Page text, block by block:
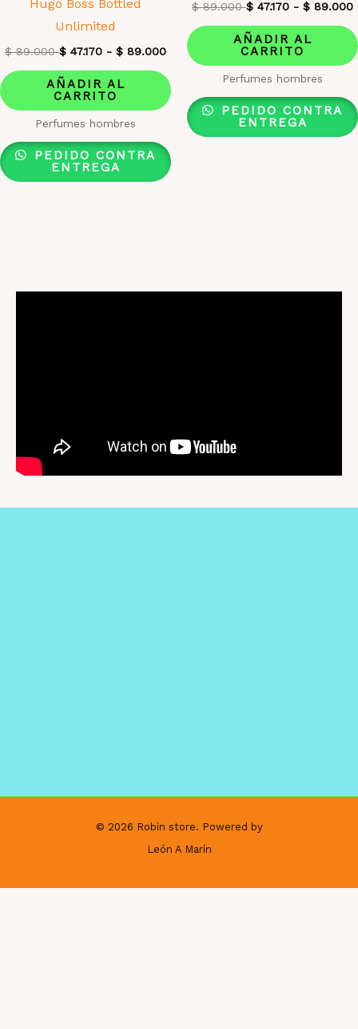
Hugo Boss Bottled
Unlimited
$89.000 $ 47.170 - $ 89.000
AÑADIR AL
CARRITO
Perfumes hombres
PEDIDO CONTRA
ENTREGA
$89.000 $ 47.170 - $ 89.000
AÑADIR AL
CARRITO
Perfumes hombres
PEDIDO CONTRA
ENTREGA
© 2026 Robin store. Powered by
León A Marín